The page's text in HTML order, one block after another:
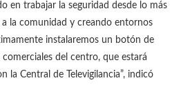
en trabajar la seguridad desde lo más
la comunidad y creando entornos
instalaremos un botón de
del centro, que estará
la Central de Televigilancia”, indicó